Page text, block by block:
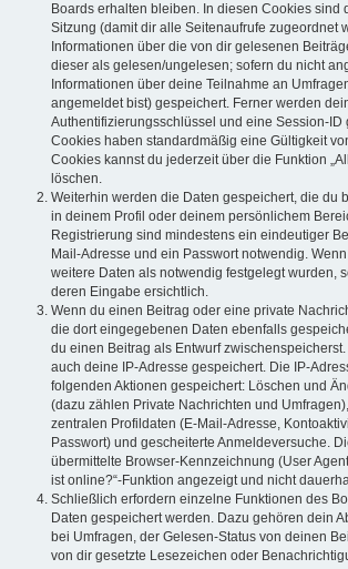
Boards erhalten bleiben. In diesen Cookies sind
Sitzung (damit dir alle Seitenaufrufe zugeordnet
Informationen über die von dir gelesenen
dieser als gelesen/ungelesen; sofern du nicht
Informationen über deine Teilnahme an
angemeldet bist) gespeichert. Ferner werden
Authentifizierungsschlüssel und eine Session-ID
Cookies haben standardmäßig eine Gültigkeit
Cookies kannst du jederzeit über die Funktion
löschen.
Weiterhin werden die Daten gespeichert, die du
in deinem Profil oder deinem persönlichem
Registrierung sind mindestens ein eindeutiger
Mail-Adresse und ein Passwort notwendig.
weitere Daten als notwendig festgelegt wurden,
deren Eingabe ersichtlich.
Wenn du einen Beitrag oder eine private
die dort eingegebenen Daten ebenfalls
du einen Beitrag als Entwurf
auch deine IP-Adresse gespeichert. Die IP-
folgenden Aktionen gespeichert: Löschen und
(dazu zählen Private Nachrichten und
zentralen Profildaten (E-Mail-Adresse,
Passwort) und gescheiterte Anmeldeversuche.
übermittelte Browser-Kennzeichnung (User
ist online?“-Funktion angezeigt und nicht
Schließlich erfordern einzelne Funktionen des
Daten gespeichert werden. Dazu gehören dein
bei Umfragen, der Gelesen-Status von deinen
von dir gesetzte Lesezeichen oder